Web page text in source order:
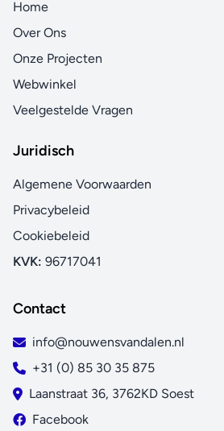
Home
Over Ons
Onze Projecten
Webwinkel
Veelgestelde Vragen
Juridisch
Algemene Voorwaarden
Privacybeleid
Cookiebeleid
KVK: 96717041
Contact
info@nouwensvandalen.nl
+31 (0) 85 30 35 875
Laanstraat 36, 3762KD Soest
Facebook